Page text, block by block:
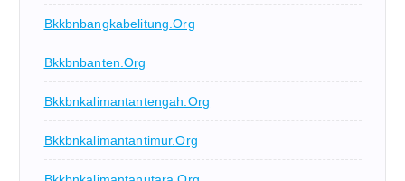
Bkkbnbangkabelitung.org
Bkkbnbanten.org
Bkkbnkalimantantengah.org
Bkkbnkalimantantimur.org